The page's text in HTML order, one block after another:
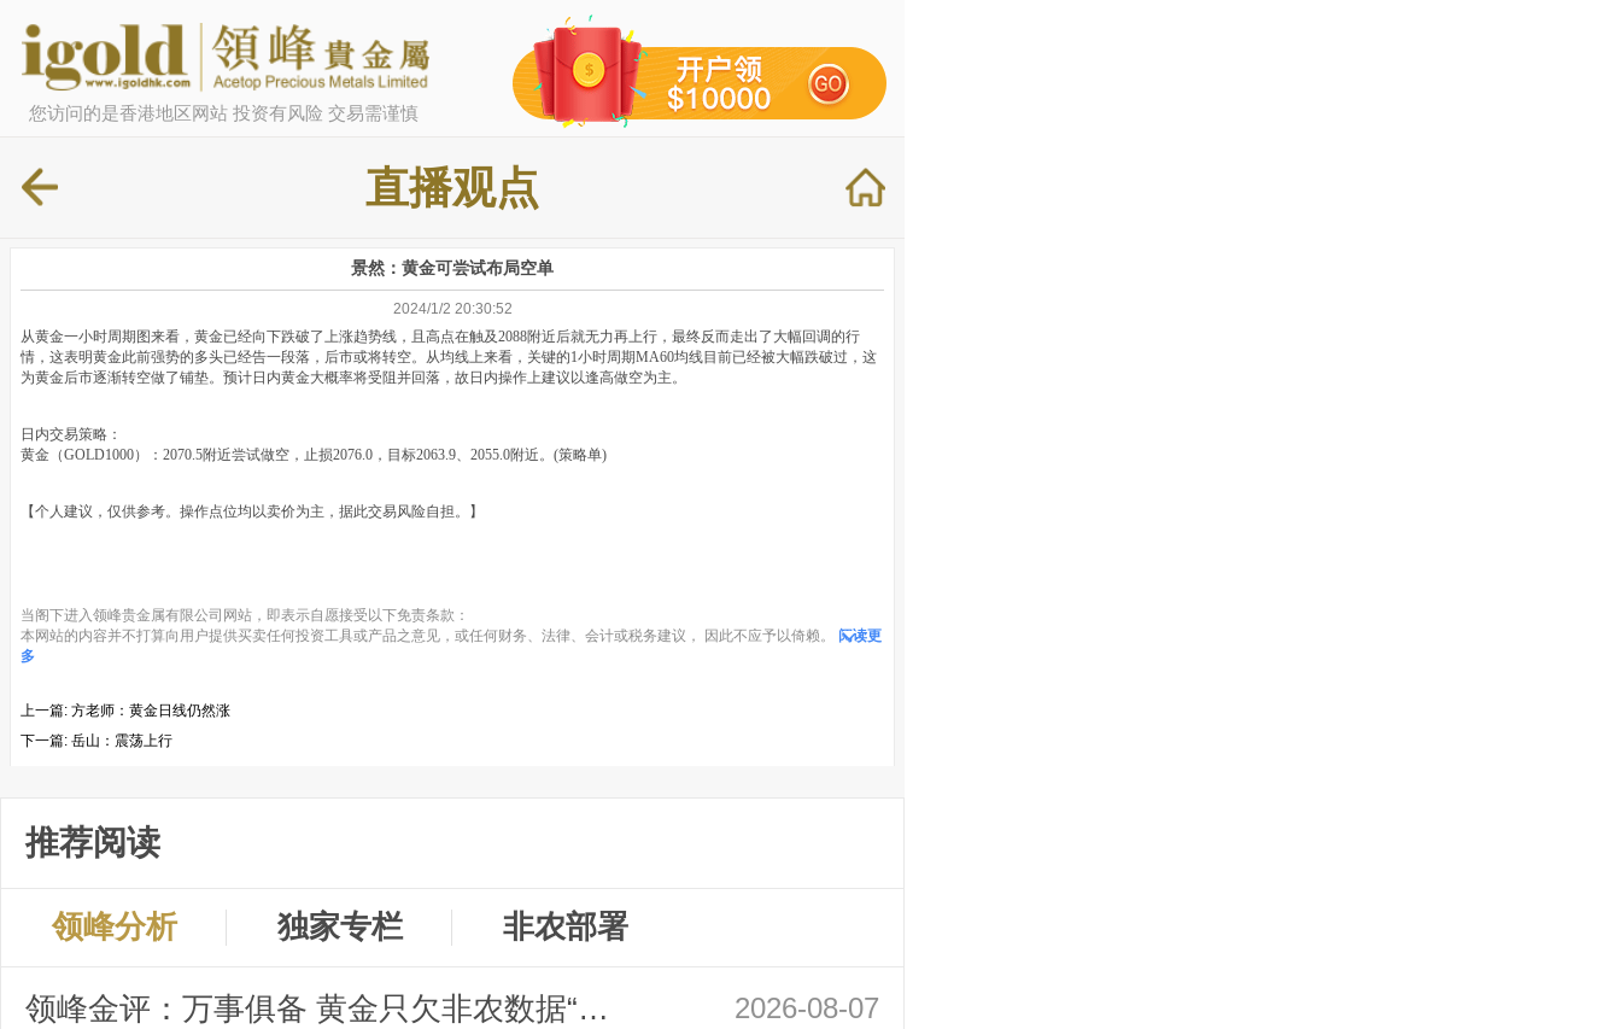
您访问的是香港地区网站 投资有风险 交易需谨慎
直播观点
景然：黄金可尝试布局空单
2024/1/2 20:30:52
从黄金一小时周期图来看，黄金已经向下跌破了上涨趋势线，且高点在触及2088附近后就无力再上行，最终反而走出了大幅回调的行
情，这表明黄金此前强势的多头已经告一段落，后市或将转空。从均线上来看，关键的1小时周期MA60均线目前已经被大幅跌破过，这
为黄金后市逐渐转空做了铺垫。预计日内黄金大概率将受阻并回落，故日内操作上建议以逢高做空为主。
日内交易策略：
黄金（GOLD1000）：2070.5附近尝试做空，止损2076.0，目标2063.9、2055.0附近。(策略单)
【个人建议，仅供参考。操作点位均以卖价为主，据此交易风险自担。】
当阁下进入领峰贵金属有限公司网站，即表示自愿接受以下免责条款：
本网站的内容并不打算向用户提供买卖任何投资工具或产品之意见，或任何财务、法律、会计或税务建议， 因此不应予以倚赖。
阅读更
多
上一篇: 方老师：黄金日线仍然涨
下一篇: 岳山：震荡上行
推荐阅读
领峰分析 独家专栏 非农部署
领峰金评：万事俱备 黄金只欠非农数据“东风” 2026-08-07